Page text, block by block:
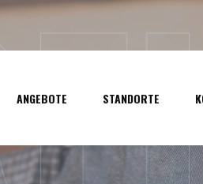
ANGEBOTE STANDORTE